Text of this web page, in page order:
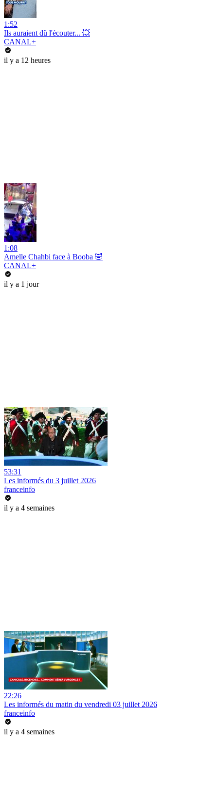
1:52
Ils auraient dû l'écouter... 💥
CANAL+
il y a 12 heures
1:08
Amelle Chahbi face à Booba 🤣
CANAL+
il y a 1 jour
53:31
Les informés du 3 juillet 2026
franceinfo
il y a 4 semaines
22:26
Les informés du matin du vendredi 03 juillet 2026
franceinfo
il y a 4 semaines